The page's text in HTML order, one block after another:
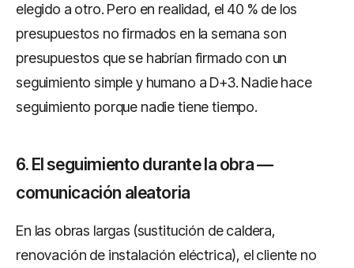
elegido a otro. Pero en realidad, el 40 % de los
presupuestos no firmados en la semana son
presupuestos que se habrían firmado con un
seguimiento simple y humano a D+3. Nadie hace
seguimiento porque nadie tiene tiempo.
6. El seguimiento durante la obra —
comunicación aleatoria
En las obras largas (sustitución de caldera,
renovación de instalación eléctrica), el cliente no